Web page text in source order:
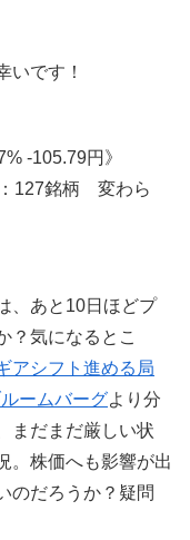
いです！
-105.79円》
127銘柄 変わら
、あと10日ほどプ
？気になるとこ
アシフト進める局
ームバーグより分
まだまだ厳しい状
。株価へも影響が出
のだろうか？疑問